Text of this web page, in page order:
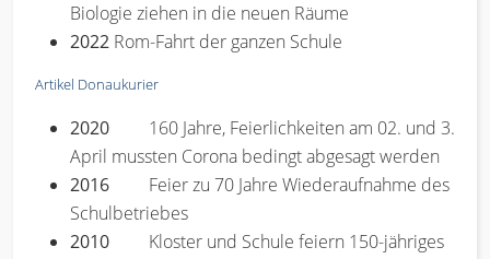
Biologie ziehen in die neuen Räume
2022 Rom-Fahrt der ganzen Schule
Artikel Donaukurier
2020
160 Jahre, Feierlichkeiten am 02. und 3.
April mussten Corona bedingt abgesagt werden
2016 Feier zu 70 Jahre Wiederaufnahme des
Schulbetriebes
2010 Kloster und Schule feiern 150-jähriges